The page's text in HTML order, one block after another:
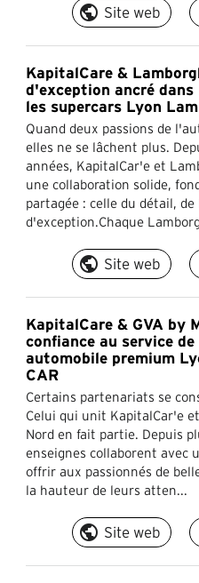
public Site web
KapitalCare &
d'exception ancré
les supercars Lyon
Quand deux passions de
elles ne se lâchent plus.
années, KapitalCar'e et
une collaboration solide,
partagée : celle du détail,
d'exception.Chaque
public Site web
KapitalCare & GVA by
confiance au service
automobile premium
CAR
Certains partenariats se
Celui qui unit KapitalCar'e
Nord en fait partie. Depuis
enseignes collaborent avec
offrir aux passionnés de
la hauteur de leurs atten...
public Site web